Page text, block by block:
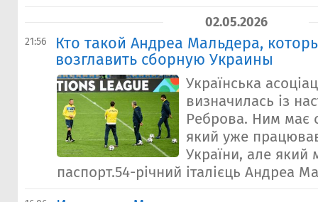
02.05.2026
21:56
Кто такой Андреа Мальдера,
возглавить сборную Украины
Українська
визначилась із
Реброва. Ним має
який уже
України, але який
паспорт.54-річний італієць Андреа